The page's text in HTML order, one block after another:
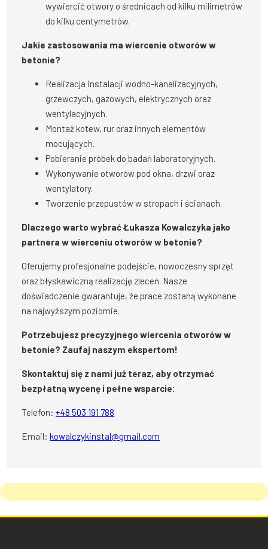
wywiercić otwory o średnicach od kilku milimetrów
do kilku centymetrów.
Jakie zastosowania ma wiercenie otworów w
betonie?
Realizacja instalacji wodno-kanalizacyjnych,
grzewczych, gazowych, elektrycznych oraz
wentylacyjnych.
Montaż kotew, rur oraz innych elementów
mocujących.
Pobieranie próbek do badań laboratoryjnych.
Wykonywanie otworów pod okna, drzwi oraz
wentylatory.
Tworzenie przepustów w stropach i ścianach.
Dlaczego warto wybrać Łukasza Kowalczyka jako
partnera w wierceniu otworów w betonie?
Oferujemy profesjonalne podejście, nowoczesny sprzęt
oraz błyskawiczną realizację zleceń. Nasze
doświadczenie gwarantuje, że prace zostaną wykonane
na najwyższym poziomie.
Potrzebujesz precyzyjnego wiercenia otworów w
betonie? Zaufaj naszym ekspertom!
Skontaktuj się z nami już teraz, aby otrzymać
bezpłatną wycenę i pełne wsparcie:
Telefon:+48 503 191 788
Email:kowalczykinstal@gmail.com